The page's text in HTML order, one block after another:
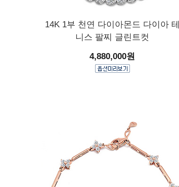
14K 1부 천연 다이아몬드 다이아 테
니스 팔찌 글린트컷
4,880,000원